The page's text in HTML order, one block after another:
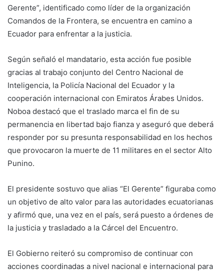
Gerente”, identificado como líder de la organización
Comandos de la Frontera, se encuentra en camino a
Ecuador para enfrentar a la justicia.
Según señaló el mandatario, esta acción fue posible
gracias al trabajo conjunto del Centro Nacional de
Inteligencia, la Policía Nacional del Ecuador y la
cooperación internacional con Emiratos Árabes Unidos.
Noboa destacó que el traslado marca el fin de su
permanencia en libertad bajo fianza y aseguró que deberá
responder por su presunta responsabilidad en los hechos
que provocaron la muerte de 11 militares en el sector Alto
Punino.
El presidente sostuvo que alias “El Gerente” figuraba como
un objetivo de alto valor para las autoridades ecuatorianas
y afirmó que, una vez en el país, será puesto a órdenes de
la justicia y trasladado a la Cárcel del Encuentro.
El Gobierno reiteró su compromiso de continuar con
acciones coordinadas a nivel nacional e internacional para